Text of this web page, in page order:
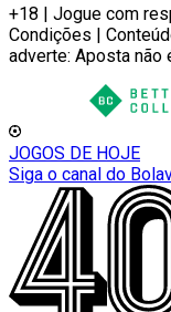
+18 | Jogue com
Condições |
adverte: Aposta não
JOGOS DE HOJE
Siga o canal do